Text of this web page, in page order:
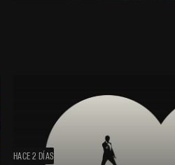
HACE 2 DÍAS